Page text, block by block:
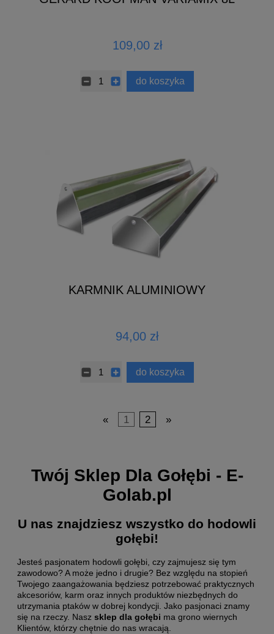
109,00 zł
do koszyka
KARMNIK ALUMINIOWY
94,00 zł
do koszyka
« 1 2 »
Twój Sklep Dla Gołębi - E-
Golab.pl
U nas znajdziesz wszystko do hodowli
gołębi!
Jesteś pasjonatem hodowli gołębi, czy zajmujesz się tym
zawodowo? A może jedno i drugie? Bez względu na stopień
Twojego zaangażowania będziesz potrzebować praktycznych
akcesoriów, karm oraz innych produktów niezbędnych do
utrzymania ptaków w dobrej kondycji. Jako pasjonaci znamy
się na rzeczy. Nasz sklep dla gołębi ma grono wiernych
Klientów, którzy chętnie do nas wracają.